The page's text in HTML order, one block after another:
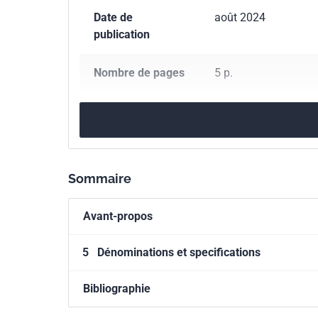
Date de
publication
août 2024
Nombre de pages 5 p.
Codes ICS 65.080Engrais
Sommaire
Avant-propos
5 Dénominations et specifications
Bibliographie